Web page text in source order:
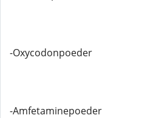
-Oxycodonpoeder
-Amfetaminepoeder